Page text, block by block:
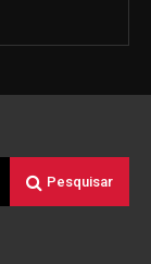
Pesquisar